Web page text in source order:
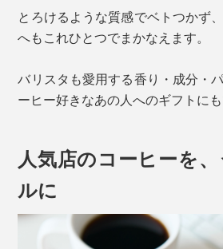
とろけるような質感でベトつかず
へもこれひとつでまかなえます。
バリスタも愛用する香り・成分・
ーヒー好きなあの人へのギフトにも
人気店のコーヒーを
ルに